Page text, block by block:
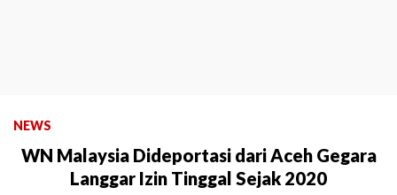
NEWS
WN Malaysia Dideportasi dari Aceh Gegara
Langgar Izin Tinggal Sejak 2020